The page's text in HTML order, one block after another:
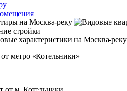
характеристики на Москва-реку
метро «Котельники»